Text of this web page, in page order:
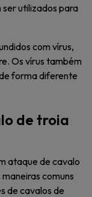
utilizados para
com vírus,
Os vírus também
forma diferente
de troia
ataque de cavalo
comuns
de cavalos de